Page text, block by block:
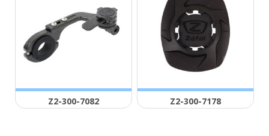
Ζ2-300-7082 Ζ2-300-7178